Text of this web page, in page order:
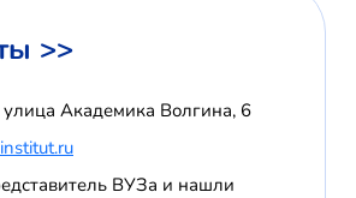
>>
улица Академика Волгина, 6
ВУЗа и нашли